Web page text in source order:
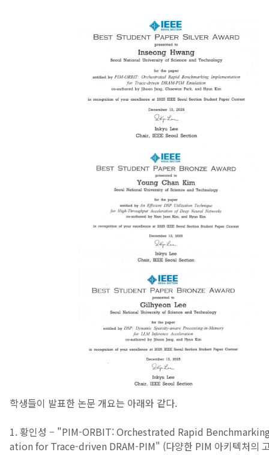
학생들이 발표한 논문 개요는 아래와 같다.
1. 황인성 – "PIM-ORBIT: Orchestrated Rapid
ation for Trace-driven DRAM-PIM" (다양한 PIM 아키텍처의